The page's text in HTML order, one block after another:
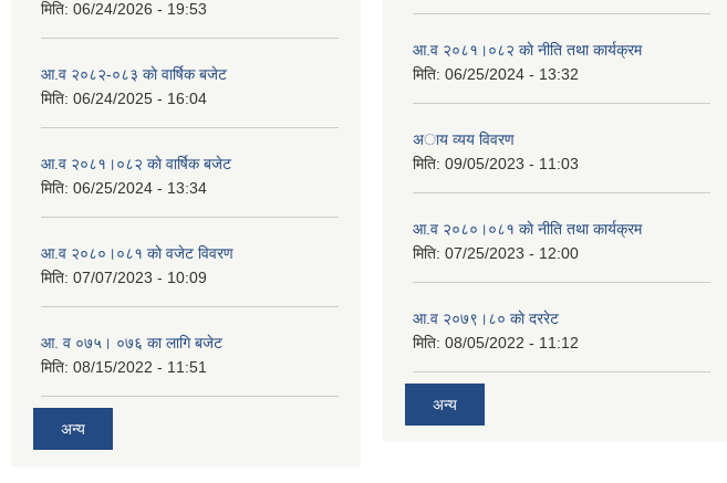
मिति: 06/24/2026 - 19:53
आ.व २०८२-०८३ काे वार्षिक बजेट
मिति: 06/24/2025 - 16:04
आ.व २०८१।०८२ काे वार्षिक बजेट
मिति: 06/25/2024 - 13:34
आ.व २०८०।०८१ काे वजेट विवरण
मिति: 07/07/2023 - 10:09
आ. व ०७५। ०७६ का लागि बजेट
मिति: 08/15/2022 - 11:51
अन्य
आ.व २०८१।०८२ काे नीति तथा कार्यक्रम
मिति: 06/25/2024 - 13:32
अाय व्यय विवरण
मिति: 09/05/2023 - 11:03
आ.व २०८०।०८१ काे नीति तथा कार्यक्रम
मिति: 07/25/2023 - 12:00
आ.व २०७९।८० काे दररेट
मिति: 08/05/2022 - 11:12
अन्य